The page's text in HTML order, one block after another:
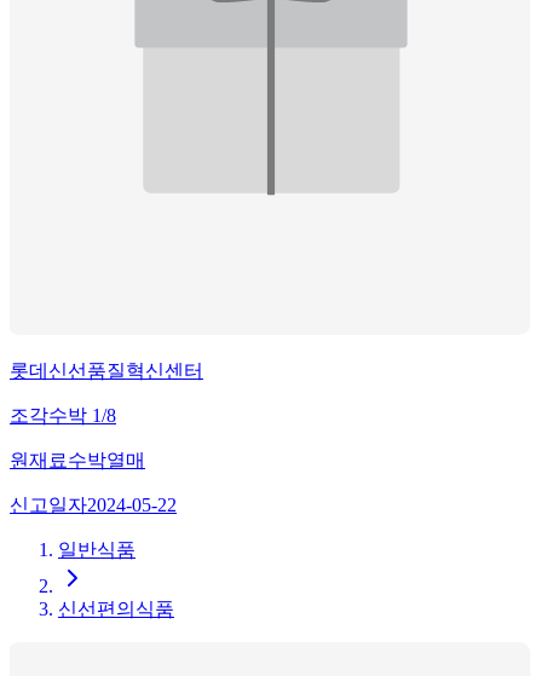
롯데신선품질혁신센터
조각수박 1/8
원재료수박열매
신고일자2024-05-22
일반식품
신선편의식품